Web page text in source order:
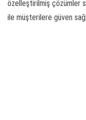
özelleştirilmiş çözümler
ile müşterilere güven